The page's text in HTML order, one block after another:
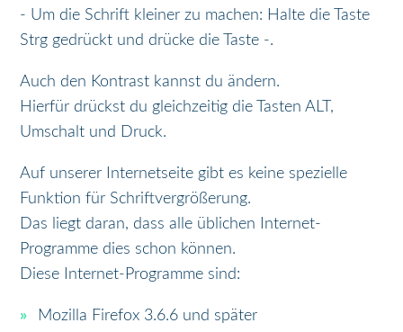
- Um die Schrift kleiner zu machen: Halte die Taste
Strg gedrückt und drücke die Taste -.
Auch den Kontrast kannst du ändern.
Hierfür drückst du gleichzeitig die Tasten ALT,
Umschalt und Druck.
Auf unserer Internetseite gibt es keine spezielle
Funktion für Schriftvergrößerung.
Das liegt daran, dass alle üblichen Internet-
Programme dies schon können.
Diese Internet-Programme sind:
Mozilla Firefox 3.6.6 und später